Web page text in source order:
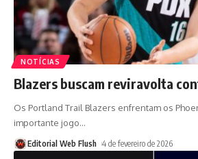
NOTÍCIAS
Blazers buscam reviravolta
Os Portland Trail Blazers enfrentam os
importante jogo…
Editorial Web Flush 4 de fevereiro de 2026